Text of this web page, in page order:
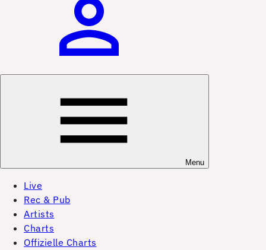
Menu
Live
Rec & Pub
Artists
Charts
Offizielle Charts